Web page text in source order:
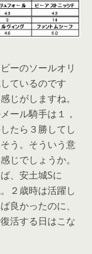
ーのソールオリ
ているのです
じがしますね。
ール騎手は１，
たら３勝してし
う。そういう意
じでしょうか。
、安土城Sに
２歳時は活躍し
良かったのに、
活する日はこな